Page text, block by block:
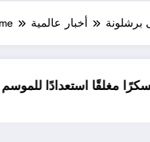
أخبار عالمية برشلونة
يدخل معسكرًا